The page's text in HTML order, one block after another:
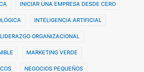
INICIAR UNA EMPRESA DESDE CERO
INTELIGENCIA ARTIFICIAL
LIDERAZGO ORGANIZACIONAL
MARKETING VERDE
NEGOCIOS PEQUEÑOS